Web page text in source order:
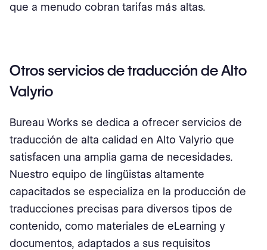
que a menudo cobran tarifas más altas.
Otros servicios de traducción de Alto
Valyrio
Bureau Works se dedica a ofrecer servicios de
traducción de alta calidad en Alto Valyrio que
satisfacen una amplia gama de necesidades.
Nuestro equipo de lingüistas altamente
capacitados se especializa en la producción de
traducciones precisas para diversos tipos de
contenido, como materiales de eLearning y
documentos, adaptados a sus requisitos